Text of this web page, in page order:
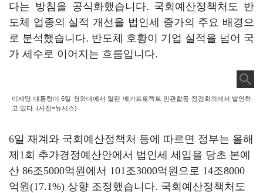
다는 방침을 공식화했습니다. 국회예산정책처도 반
도체 업종의 실적 개선을 법인세 증가의 주요 배경으
로 분석했습니다. 반도체 호황이 기업 실적을 넘어 국
가 세수로 이어지는 흐름입니다.
이재명 대통령이 6일 청와대에서 열린 메가프로젝트 민관합동 점검회의에서 발언하
고 있다. (사진=뉴시스)
6일 재계와 국회예산정책처 등에 따르면 정부는 올해
제1회 추가경정예산안에서 법인세 세입을 당초 본예
산 86조5000억원에서 101조3000억원으로 14조8000
억원(17.1%) 상향 조정했습니다. 국회예산정책처도